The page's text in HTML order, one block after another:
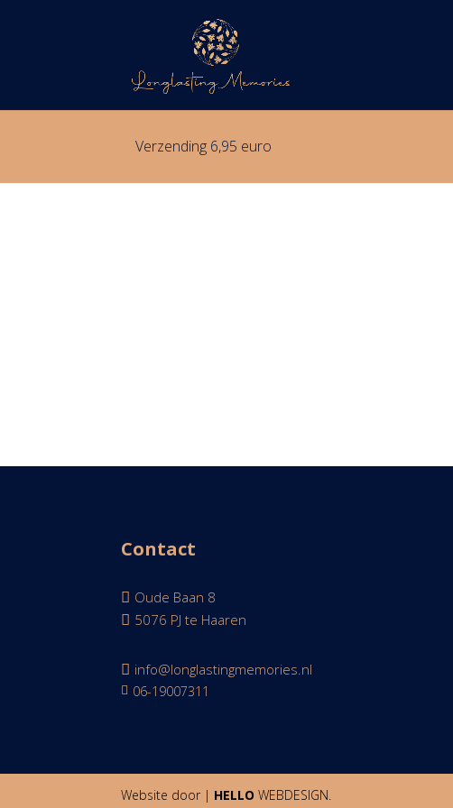
Verzending 6,95 euro
Contact
 Oude Baan 8
 5076 PJ te Haaren
 info@longlastingmemories.nl
 06-19007311
Website door | HELLO WEBDESIGN.